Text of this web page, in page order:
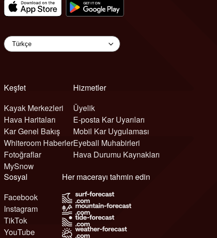
Keşfet
Kayak Merkezleri
Hava Haritaları
Kar Genel Bakış
Whiteroom Haberler
Fotoğraflar
MySnow
Hizmetler
Üyelik
E-posta Kar Uyarıları
Mobil Kar Uygulaması
Eyeball Muhabirleri
Hava Durumu Kaynakları
Sosyal
Facebook
Instagram
TikTok
YouTube
Her macerayı tahmin edin